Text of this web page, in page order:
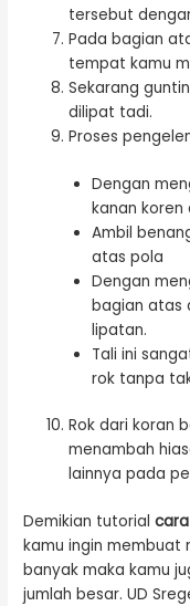
tersebut
Pada bagian
tempat kamu
Sekarang
dilipat tadi.
Proses
Dengan
kanan koren
Ambil
atas pola
Dengan
bagian atas
lipatan.
Tali ini
rok tanpa
Rok dari koran
menambah
lainnya pada
Demikian tutorial
kamu ingin membuat
banyak maka kamu
jumlah besar. UD